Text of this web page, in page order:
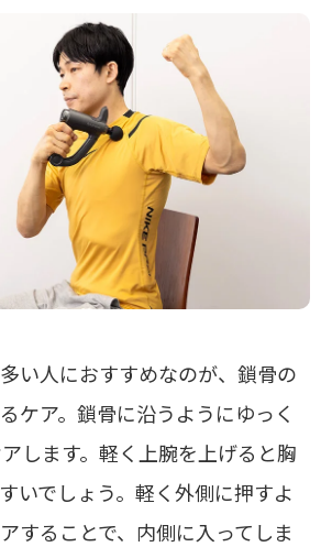
い人におすすめなのが、鎖骨の
ケア。鎖骨に沿うようにゆっく
します。軽く上腕を上げると胸
いでしょう。軽く外側に押すよ
することで、内側に入ってしま